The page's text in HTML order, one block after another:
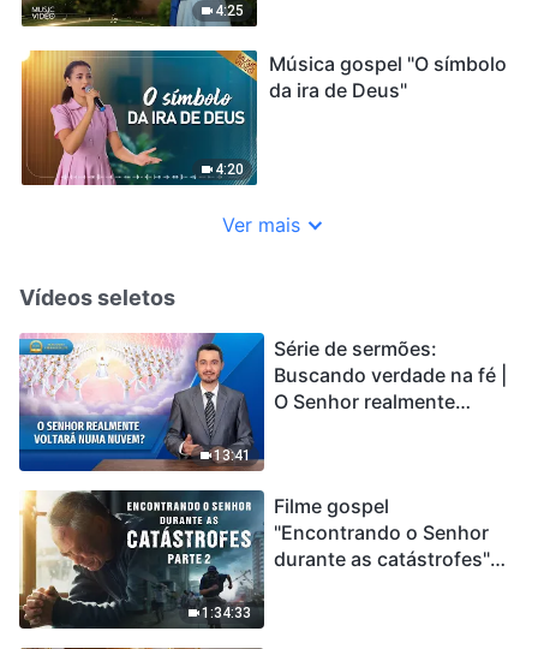
4:25
4:20
Música gospel "O símbolo
da ira de Deus"
Ver mais
Vídeos seletos
13:41
Série de sermões:
Buscando verdade na fé |
O Senhor realmente
1:34:33
Filme gospel
"Encontrando o Senhor
durante as catástrofes"